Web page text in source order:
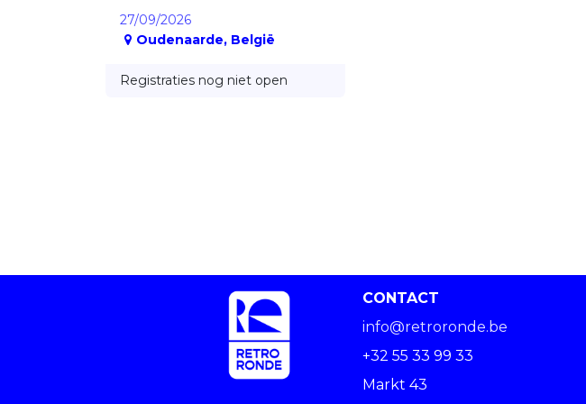
27/09/2026
Oudenaarde, België
Registraties nog niet open
CONTACT
info@retroronde.be
+32 55 33 99 33
Markt 43